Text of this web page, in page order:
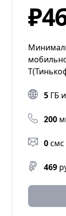
5 ГБ
200
0
469